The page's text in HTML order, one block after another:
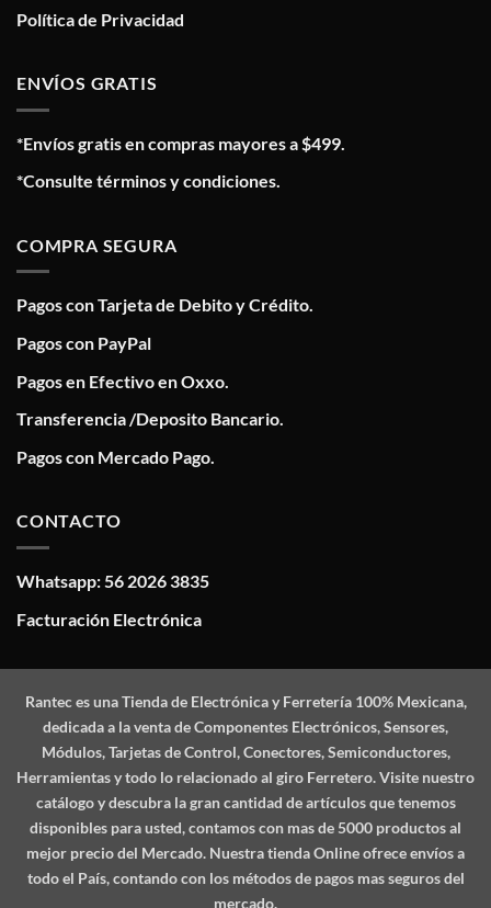
Política de Privacidad
ENVÍOS GRATIS
*Envíos gratis en compras mayores a $499.
*Consulte términos y condiciones.
COMPRA SEGURA
Pagos con Tarjeta de Debito y Crédito.
Pagos con PayPal
Pagos en Efectivo en Oxxo.
Transferencia /Deposito Bancario.
Pagos con Mercado Pago.
CONTACTO
Whatsapp: 56 2026 3835
Facturación Electrónica
Ranteces una Tienda de Electrónica y Ferretería 100% Mexicana,
dedicada a la venta de Componentes Electrónicos, Sensores,
Módulos, Tarjetas de Control, Conectores, Semiconductores,
Herramientas y todo lo relacionado al giro Ferretero. Visite nuestro
catálogo y descubra la gran cantidad de artículos que tenemos
disponibles para usted, contamos con mas de 5000 productos al
mejor precio del Mercado. Nuestra tienda Online ofrece envíos a
todo el País, contando con los métodos de pagos mas seguros del
mercado.